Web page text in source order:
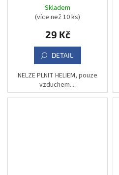
Skladem
(více než 10 ks)
29 Kč
DETAIL
NELZE PLNIT HELIEM, pouze
vzduchem....